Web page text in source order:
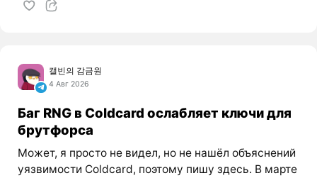
캘빈의 감금원
4 Авг 2026
Баг RNG в Coldcard ослабляет ключи для
брутфорса
Может, я просто не видел, но не нашёл объяснений
уязвимости Coldcard, поэтому пишу здесь. В марте